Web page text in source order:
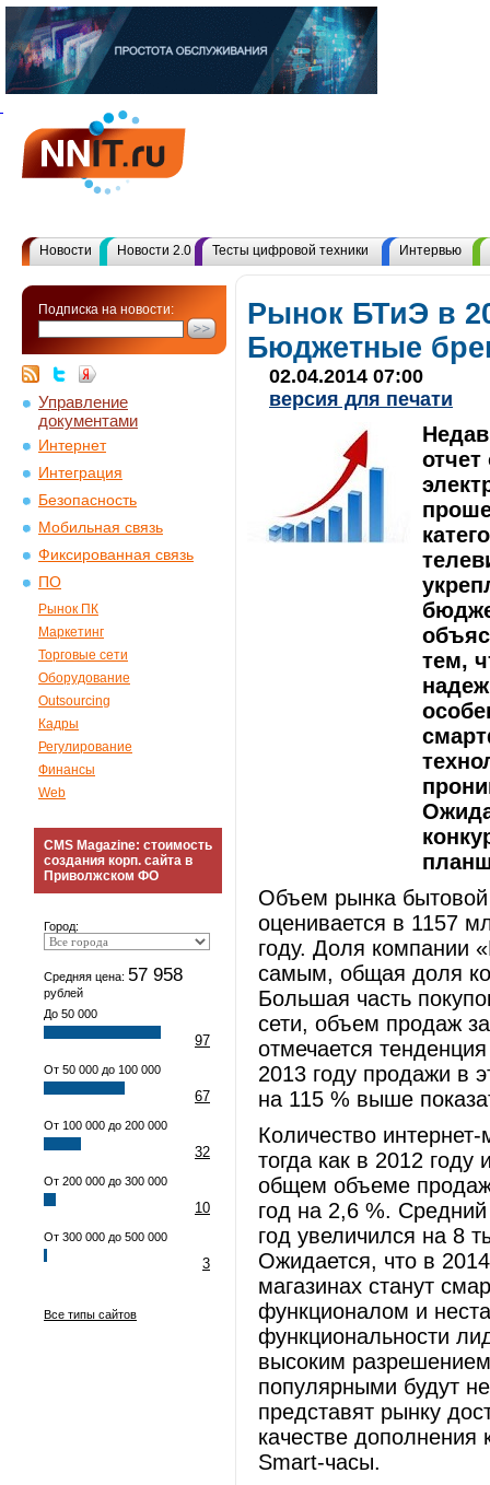
Новости Новости 2.0 Тесты цифровой техники Интервью
Подписка на новости:
Управление
документами
Интернет
Интеграция
Безопасность
Мобильная связь
Фиксированная связь
ПО
Рынок ПК
Маркетинг
Торговые сети
Оборудование
Outsourcing
Кадры
Регулирование
Финансы
Web
CMS Magazine: стоимость
создания корп. сайта в
Приволжском ФО
Город:
Средняя цена: 57 958
рублей
До 50 000
97
От 50 000 до 100 000
67
От 100 000 до 200 000
32
От 200 000 до 300 000
10
От 300 000 до 500 000
3
Все типы сайтов
Рынок БТиЭ в
Бюджетные
02.04.2014 07:00
версия для печати
тем,
Объем рынка бытовой
оценивается в 1157
году. Доля компании
самым, общая доля
Большая часть
сети, объем продаж
отмечается
2013 году продажи в
на 115 % выше
Количество
тогда как в 2012 году
общем объеме продаж
год на 2,6 %. Средний
год увеличился на 8
Ожидается, что в
магазинах станут
функционалом и
функциональности
высоким
популярными будут
представят рынку
качестве дополнения
Smart-часы.